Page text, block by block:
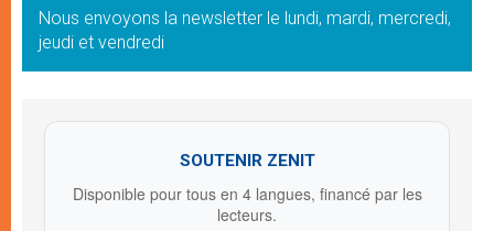
Nous envoyons la newsletter le lundi, mardi, mercredi,
jeudi et vendredi
SOUTENIR ZENIT
Disponible pour tous en 4 langues, financé par les
lecteurs.